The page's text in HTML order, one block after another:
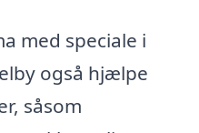
med speciale i
også hjælpe
såsom